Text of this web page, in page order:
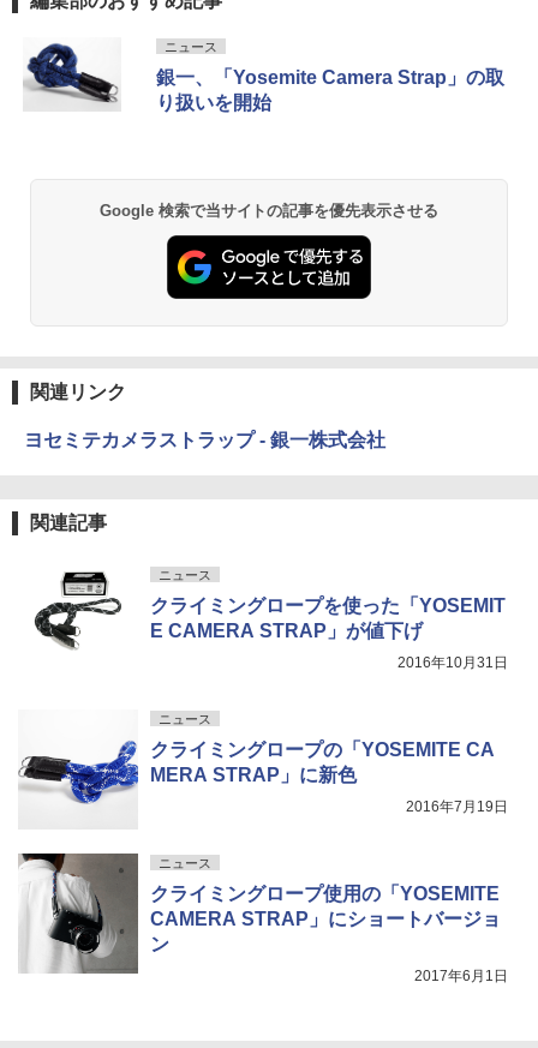
ニュース
銀一、「Yosemite Camera Strap」の取
り扱いを開始
Google 検索で当サイトの記事を優先表示させる
関連リンク
ヨセミテカメラストラップ - 銀一株式会社
関連記事
ニュース
クライミングロープを使った「YOSEMIT
E CAMERA STRAP」が値下げ
2016年10月31日
ニュース
クライミングロープの「YOSEMITE CA
MERA STRAP」に新色
2016年7月19日
ニュース
クライミングロープ使用の「YOSEMITE
CAMERA STRAP」にショートバージョ
ン
2017年6月1日